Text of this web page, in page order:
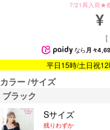
7/21再入荷★
¥
[
なら月々
平日15時/土日祝
カラー サイズ
ブラック
Sサイズ
残りわずか